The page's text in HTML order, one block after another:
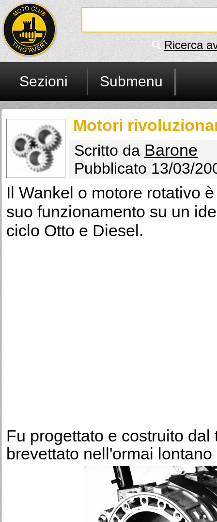
Ricerca
Sezioni Submenu
Motori
Scritto da Barone
Pubblicato 13/03/
Il Wankel o motore rotativo
suo funzionamento su un
ciclo Otto e Diesel.
Fu progettato e costruito
brevettato nell'ormai lontano